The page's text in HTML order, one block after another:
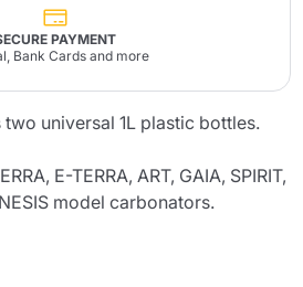
PAYMENT
Bank Cards and more
universal 1L plastic bottles.
E-TERRA, ART, GAIA, SPIRIT,
model carbonators.